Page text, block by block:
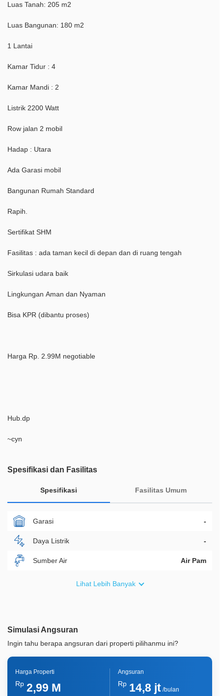
Luas Tanah: 205 m2
Luas Bangunan: 180 m2
1 Lantai
Kamar Tidur : 4
Kamar Mandi : 2
Listrik 2200 Watt
Row jalan 2 mobil
Hadap : Utara
Ada Garasi mobil
Bangunan Rumah Standard
Rapih.
Sertifikat SHM
Fasilitas : ada taman kecil di depan dan di ruang tengah
Sirkulasi udara baik
Lingkungan Aman dan Nyaman
Bisa KPR (dibantu proses)
Harga Rp. 2.99M negotiable
Hub.dp
~cyn
Spesifikasi dan Fasilitas
Spesifikasi Fasilitas Umum
Garasi -
Daya Listrik -
Sumber Air Air Pam
ID Properti
Lihat Lebih Banyak
Simulasi Angsuran
Ingin tahu berapa angsuran dari properti pilihanmu ini?
Harga Properti
Rp 2,99 M
Angsuran
Rp 14,8 jt/bulan